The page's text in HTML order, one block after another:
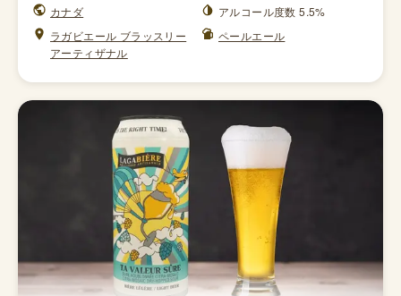
カナダ
アルコール度数 5.5%
ラガビエール ブラッスリー
アーティザナル
ペールエール